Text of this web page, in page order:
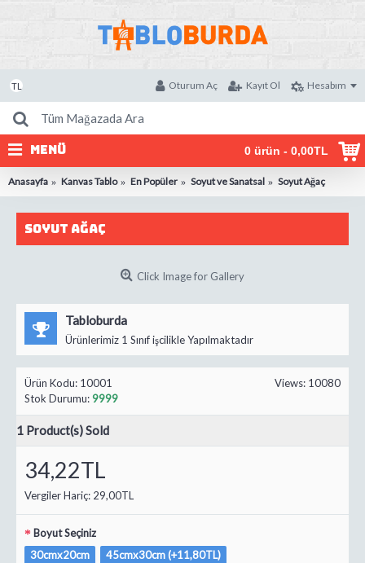
0 ürün - 0,00TL
TL Oturum Aç Kayıt Ol Hesabım
MENÜ
Anasayfa Kanvas Tablo En Popüler Soyut ve Sanatsal Soyut Ağaç
Soyut Ağaç
Click Image for Gallery
Tabloburda
Ürünlerimiz 1 Sınıf işcilikle Yapılmaktadır
Views: 10080
Ürün Kodu: 10001
Stok Durumu:9999
1 Product(s) Sold
34,22TL
Vergiler Hariç: 29,00TL
Boyut Seçiniz
30cmx20cm
45cmx30cm (+11,80TL)